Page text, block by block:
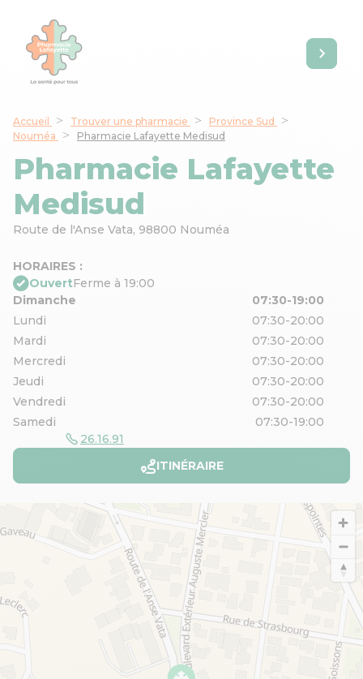
Accueil Trouver une pharmacie
Province Sud
Nouméa
Pharmacie Lafayette Medisud
Pharmacie Lafayette
Medisud
Route de l'Anse Vata, 98800 Nouméa
HORAIRES :
OuvertFerme à 19:00
Dimanche
07:30-19:00
Lundi
07:30-20:00
Mardi
07:30-20:00
Mercredi
07:30-20:00
Jeudi
07:30-20:00
Vendredi
07:30-20:00
Samedi
07:30-19:00
26.16.91
ITINÉRAIRE